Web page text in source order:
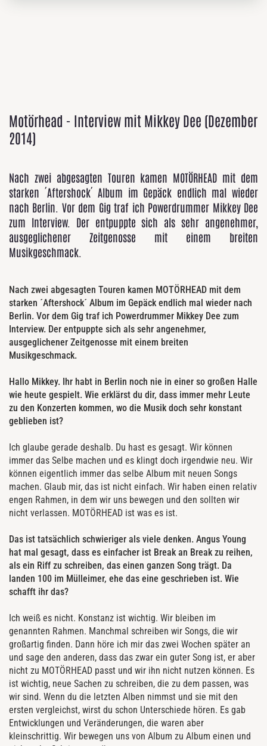
Motörhead - Interview mit Mikkey Dee (Dezember
2014)
Nach zwei abgesagten Touren kamen MOTÖRHEAD mit dem
starken ´Aftershock´ Album im Gepäck endlich mal wieder
nach Berlin. Vor dem Gig traf ich Powerdrummer Mikkey Dee
zum Interview. Der entpuppte sich als sehr angenehmer,
ausgeglichener Zeitgenosse mit einem breiten
Musikgeschmack.
Nach zwei abgesagten Touren kamen MOTÖRHEAD mit dem
starken ´Aftershock´ Album im Gepäck endlich mal wieder nach
Berlin. Vor dem Gig traf ich Powerdrummer Mikkey Dee zum
Interview. Der entpuppte sich als sehr angenehmer,
ausgeglichener Zeitgenosse mit einem breiten
Musikgeschmack.
Hallo Mikkey. Ihr habt in Berlin noch nie in einer so großen Halle
wie heute gespielt. Wie erklärst du dir, dass immer mehr Leute
zu den Konzerten kommen, wo die Musik doch sehr konstant
geblieben ist?
Ich glaube gerade deshalb. Du hast es gesagt. Wir können
immer das Selbe machen und es klingt doch irgendwie neu. Wir
können eigentlich immer das selbe Album mit neuen Songs
machen. Glaub mir, das ist nicht einfach. Wir haben einen relativ
engen Rahmen, in dem wir uns bewegen und den sollten wir
nicht verlassen. MOTÖRHEAD ist was es ist.
Das ist tatsächlich schwieriger als viele denken. Angus Young
hat mal gesagt, dass es einfacher ist Break an Break zu reihen,
als ein Riff zu schreiben, das einen ganzen Song trägt. Da
landen 100 im Mülleimer, ehe das eine geschrieben ist. Wie
schafft ihr das?
Ich weiß es nicht. Konstanz ist wichtig. Wir bleiben im
genannten Rahmen. Manchmal schreiben wir Songs, die wir
großartig finden. Dann höre ich mir das zwei Wochen später an
und sage den anderen, dass das zwar ein guter Song ist, er aber
nicht zu MOTÖRHEAD passt und wir ihn nicht nutzen können. Es
ist wichtig, neue Sachen zu schreiben, die zu dem passen, was
wir sind. Wenn du die letzten Alben nimmst und sie mit den
ersten vergleichst, wirst du schon Unterschiede hören. Es gab
Entwicklungen und Veränderungen, die waren aber
kleinschrittig. Wir bewegen uns von Album zu Album einen und